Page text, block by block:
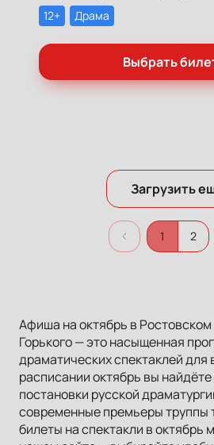
12+ Драма
Выбрать
Загрузить
1 2
Афиша на октябрь в
Горького — это насыщенная
драматических спектаклей для
расписании октябрь вы
постановки русской
современные премьеры труппы
билеты на спектакли в октябрь